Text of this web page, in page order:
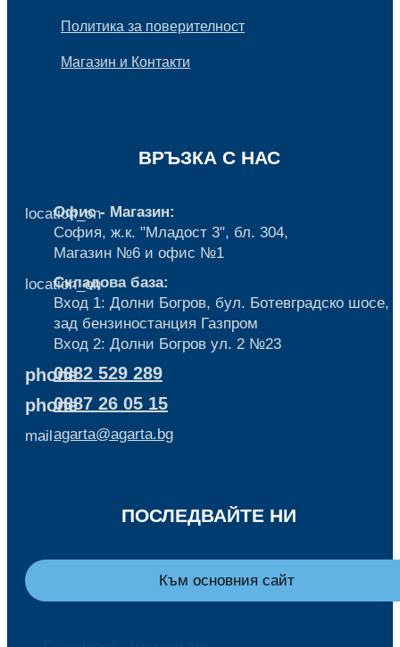
Политика за поверителност
Магазин и Контакти
ВРЪЗКА С НАС
location_on
Офис - Магазин:
София, ж.к. "Младост 3", бл. 304,
Mагазин №6 и офис №1
location_on
Складова база:
Вход 1: Долни Богров, бул. Ботевградско шосе,
зад бензиностанция Газпром
Вход 2: Долни Богров ул. 2 №23
phone0882 529 289
phone0887 26 05 15
mail agarta@agarta.bg
ПОСЛЕДВАЙТЕ НИ
Към основния сайт